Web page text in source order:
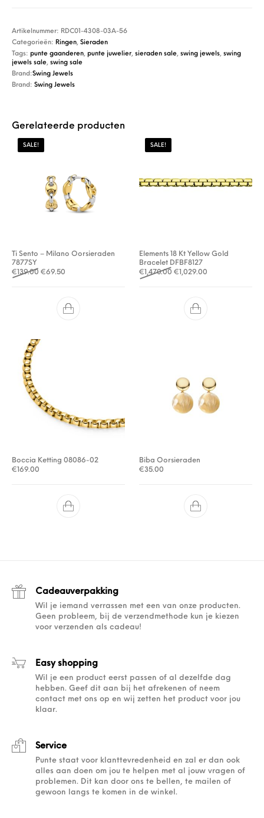
Artikelnummer: RDC01-4308-03A-56
Categorieën: Ringen,Sieraden
Tags: punte gaanderen, punte juwelier,sieraden sale,swing jewels,swing
jewels sale,swing sale
Brand:Swing Jewels
Brand:Swing Jewels
Gerelateerde producten
SALE!
Ti Sento – Milano Oorsieraden
7877SY
€139.00 Oorspronkelijke prijs was: €139.00.
€69.50 Huidige prijs is: €69.50.
SALE!
Elements 18 Kt Yellow Gold
Bracelet DFBF8127
€1,470.00 Oorspronkelijke prijs was:
€1,029.00
Boccia Ketting 08086-02
€ 169.00
Biba Oorsieraden
€35.00
Cadeauverpakking
Wil je iemand verrassen met een van onze producten.
Geen probleem, bij de verzendmethode kun je kiezen
voor verzenden als cadeau!
Easy shopping
Wil je een product eerst passen of al dezelfde dag
hebben. Geef dit aan bij het afrekenen of neem
contact met ons op en wij zetten het product voor jou
klaar.
Service
Punte staat voor klanttevredenheid en zal er dan ook
alles aan doen om jou te helpen met al jouw vragen of
problemen. Dit kan door ons te bellen, te mailen of
gewoon langs te komen in de winkel.